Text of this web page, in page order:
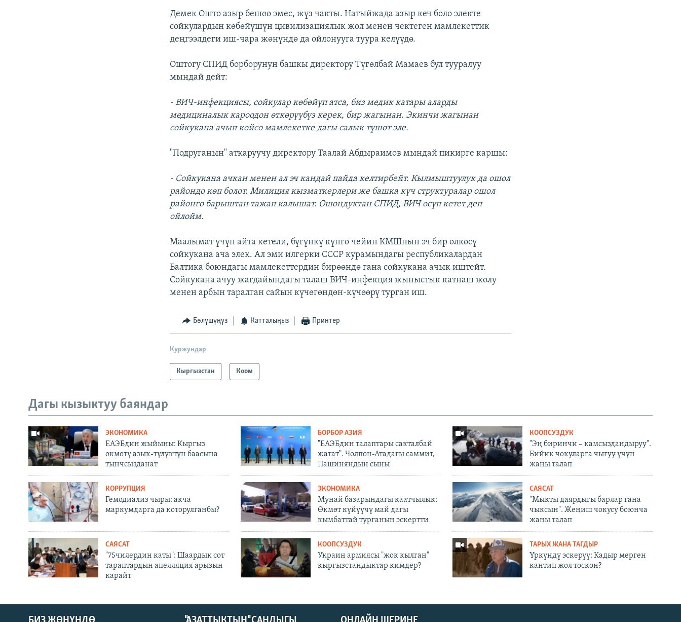
Демек Ошто азыр бешөө эмес, жүз чакты. Натыйжада азыр кеч боло электе
сойкулардын көбөйүшүн цивилизациялык жол менен чектеген мамлекеттик
деңгээлдеги иш-чара жөнүндө да ойлонууга туура келүүдө.
Оштогу СПИД борборунун башкы директору Түгөлбай Мамаев бул тууралуу
мындай дейт:
- ВИЧ-инфекциясы, сойкулар көбөйүп атса, биз медик катары аларды
медициналык кароодон өткөрүүбүз керек, бир жагынан. Экинчи жагынан
сойкукана ачып койсо мамлекетке дагы салык түшөт эле.
"Подруганын" аткаруучу директору Таалай Абдыраимов мындай пикирге каршы:
- Сойкукана ачкан менен ал эч кандай пайда келтирбейт. Кылмыштуулук да ошол
райондо көп болот. Милиция кызматкерлери же башка күч структуралар ошол
районго барыштан тажап калышат. Ошондуктан СПИД, ВИЧ өсүп кетет деп
ойлойм.
Маалымат үчүн айта кетели, бүгүнкү күнгө чейин КМШнын эч бир өлкөсү
сойкукана ача элек. Ал эми илгерки СССР курамындагы республикалардан
Балтика боюндагы мамлекеттердин бирөөндө гана сойкукана ачык иштейт.
Сойкукана ачуу жагдайындагы талаш ВИЧ-инфекция жыныстык катнаш жолу
менен арбын таралган сайын күчөгөндөн-күчөөрү турган иш.
Бөлүшүңүз Катталыңыз Принтер
Куржундар
Кыргызстан Коом
Дагы кызыктуу баяндар
ЭКОНОМИКА
ЕАЭБдин жыйыны: Кыргыз
өкмөтү азык-түлүктүн баасына
тынчсызданат
БОРБОР АЗИЯ
"ЕАЭБдин талаптары сакталбай
жатат". Чолпон-Атадагы саммит,
Пашиняндын сыны
КООПСУЗДУК
"Эң биринчи – камсыздандыруу".
Бийик чокуларга чыгуу үчүн
жаңы талап
КОРРУПЦИЯ
Гемодиализ чыры: акча
маркумдарга да которулганбы?
ЭКОНОМИКА
Мунай базарындагы каатчылык:
Өкмөт күйүүчү май дагы
кымбаттай турганын эскертти
САЯСАТ
"Мыкты даярдыгы барлар гана
чыксын". Жеңиш чокусу боюнча
жаңы талап
САЯСАТ
"75чилердин каты": Шаардык сот
тараптардын апелляция арызын
карайт
КООПСУЗДУК
Украин армиясы "жок кылган"
кыргызстандыктар кимдер?
ТАРЫХ ЖАНА ТАГДЫР
Үркүндү эскерүү: Кадыр мерген
кантип жол тоскон?